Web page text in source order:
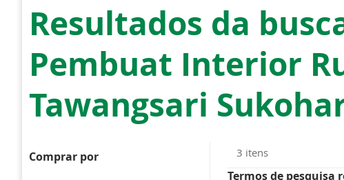
Resultados da
Pembuat Interior
Tawangsari
3 itens
Termos de pesquisa
Comprar por